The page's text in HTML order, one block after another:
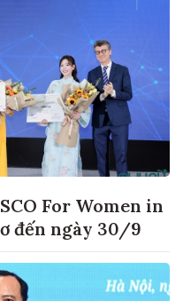
For Women in
đến ngày 30/9